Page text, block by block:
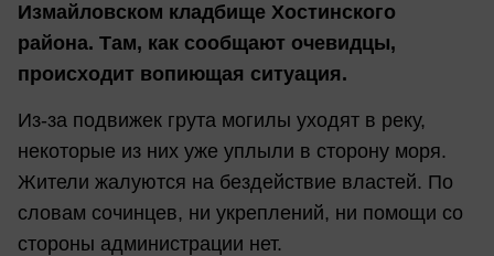
Измайловском кладбище Хостинского
района. Там, как сообщают очевидцы,
происходит вопиющая ситуация.
Из-за подвижек грута могилы уходят в реку,
некоторые из них уже уплыли в сторону моря.
Жители жалуются на бездействие властей. По
словам сочинцев, ни укреплений, ни помощи со
стороны администрации нет.